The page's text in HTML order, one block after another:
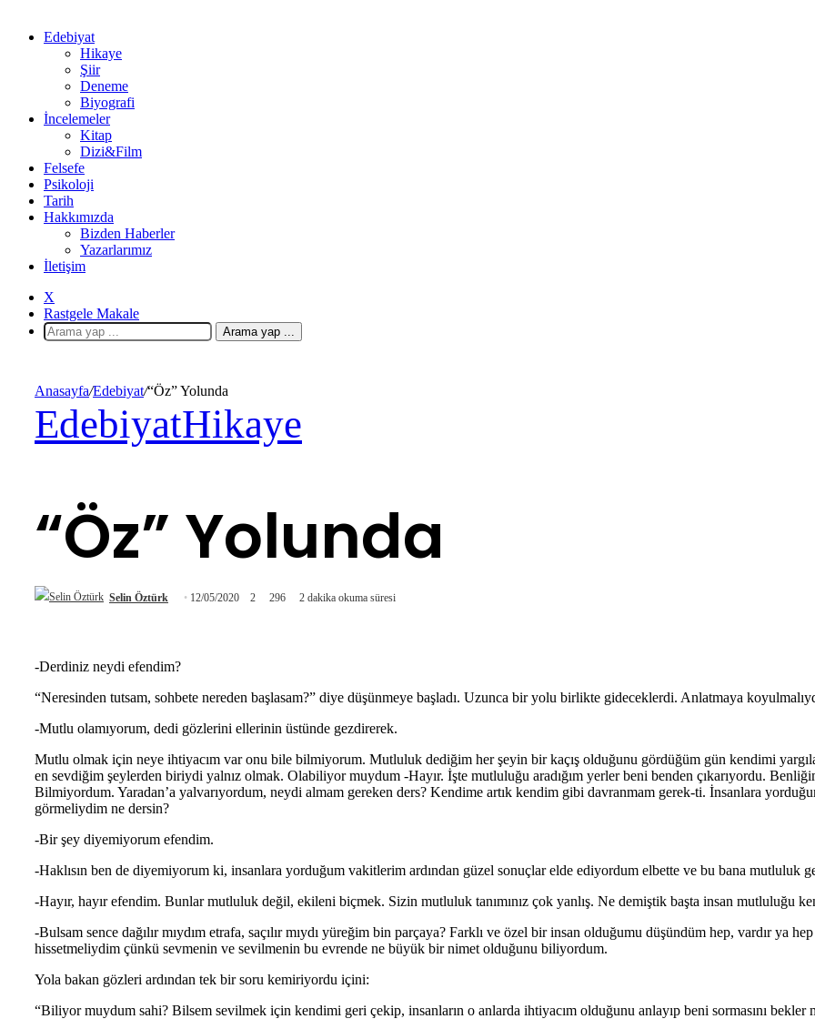
Edebiyat
Hikaye
Şiir
Deneme
Biyografi
İncelemeler
Kitap
Dizi&Film
Felsefe
Psikoloji
Tarih
Hakkımızda
Bizden Haberler
Yazarlarımız
İletişim
X
Rastgele Makale
Arama yap ...
Anasayfa/Edebiyat/“Öz” Yolunda
EdebiyatHikaye
“Öz” Yolunda
Selin Öztürk 12/05/2020 2 296 2 dakika okuma süresi
-Derdiniz neydi efendim?
“Neresinden tutsam, sohbete nereden başlasam?” diye düşünmeye başladı. Uzunca bir yolu birlikte gideceklerdi. Anlatmaya
-Mutlu olamıyorum, dedi gözlerini ellerinin üstünde gezdirerek.
Mutlu olmak için neye ihtiyacım var onu bile bilmiyorum. Mutluluk dediğim her şeyin bir kaçış olduğunu gördüğüm gün kendimi
en sevdiğim şeylerden biriydi yalnız olmak. Olabiliyor muydum -Hayır. İşte mutluluğu aradığım yerler beni benden çıkarıyordu.
Bilmiyordum. Yaradan’a yalvarıyordum, neydi almam gereken ders? Kendime artık kendim gibi davranmam gerek-ti. İnsanlara
görmeliydim ne dersin?
-Bir şey diyemiyorum efendim.
-Haklısın ben de diyemiyorum ki, insanlara yorduğum vakitlerim ardından güzel sonuçlar elde ediyordum elbette ve bu bana mutluluk
-Hayır, hayır efendim. Bunlar mutluluk değil, ekileni biçmek. Sizin mutluluk tanımınız çok yanlış. Ne demiştik başta insan mutluluğu
-Bulsam sence dağılır mıydım etrafa, saçılır mıydı yüreğim bin parçaya? Farklı ve özel bir insan olduğumu düşündüm hep, vardır ya
hissetmeliydim çünkü sevmenin ve sevilmenin bu evrende ne büyük bir nimet olduğunu biliyordum.
Yola bakan gözleri ardından tek bir soru kemiriyordu içini:
“Biliyor muydum sahi? Bilsem sevilmek için kendimi geri çekip, insanların o anlarda ihtiyacım olduğunu anlayıp beni sormasını bekler